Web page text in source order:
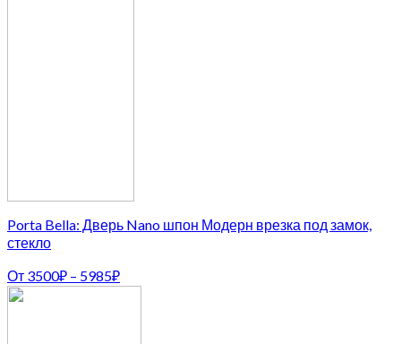
Porta Bella: Дверь Nano шпон Модерн врезка под замок,
стекло
От 3500₽ – 5985₽